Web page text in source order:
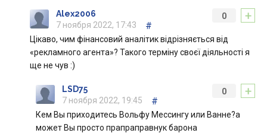
+
0
Alex2006
7 ноября 2022, 17:43
#
Цікаво, чим фінансовий аналітик відрізняється від
«рекламного агента»? Такого терміну своєї діяльності я
ще не чув :)
+
0
LSD75
7 ноября 2022, 19:45
#
Кем Вы приходитесь Вольфу Мессингу или Ванне?а
может Вы просто прапраправнук барона